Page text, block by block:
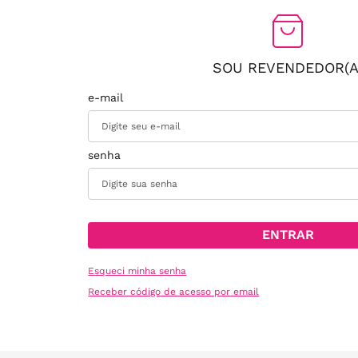
SOU
Esqueci minha senha
ENTRAR
Receber código de acesso por email